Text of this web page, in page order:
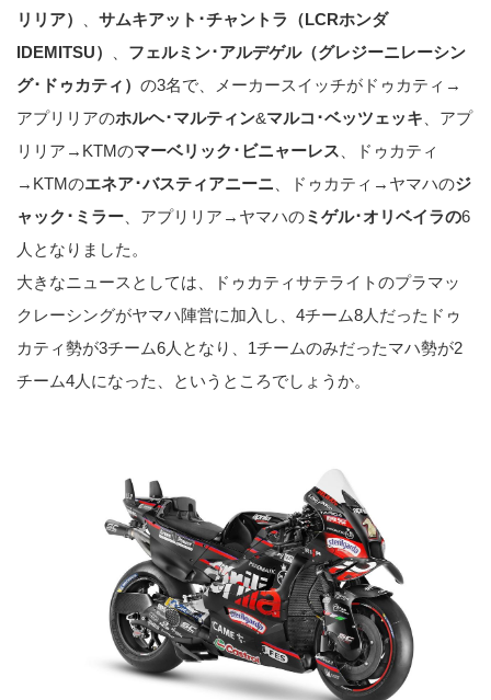
リリア）
サムキアット･チャントラ（LCRホンダ
IDEMITSU）
フェルミン･アルデゲル（グレジーニレーシン
グ･ドゥカティ） の3名で、メーカースイッチがドゥカティ→
アプリリアのホルヘ･マルティン&マルコ･ベッツェッキ 、アプ
リリア→KTMのマーベリック･ビニャーレス 、ドゥカティ
→KTMのエネア･バスティアニーニ 、ドゥカティ→ヤマハのジ
ャック･ミラー 、アプリリア→ヤマハのミゲル･オリベイラの6
人となりました。
大きなニュースとしては、ドゥカティサテライトのプラマッ
クレーシングがヤマハ陣営に加入し、4チーム8人だったドゥ
カティ勢が3チーム6人となり、1チームのみだったマハ勢が2
チーム4人になった、というところでしょうか。